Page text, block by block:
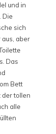
und in
Die
sich
aber
Das
Bett
der tollen
alle